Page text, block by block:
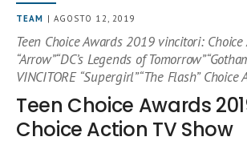
TEAM | AGOSTO 12, 2019
Teen Choice Awards 2019 vincitori:
“Arrow”“DC’s Legends of
VINCITORE “Supergirl”“The Flash”
Teen Choice Awards
Choice Action TV Show